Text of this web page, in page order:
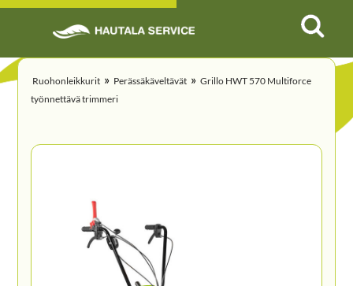
Ruohonleikkurit » Perässäkäveltävät » Grillo HWT 570 Multiforce
työnnettävä trimmeri